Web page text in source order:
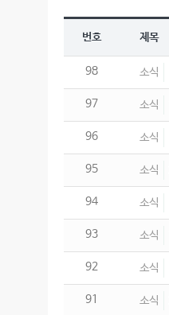
번호 제목
98 소식
97 소식
96 소식
95 소식
94 소식
93 소식
92 소식
91 소식